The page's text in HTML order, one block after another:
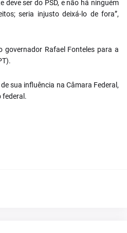
ser do PSD, e não há ninguém
seria injusto deixá-lo de fora”,
governador Rafael Fonteles para a
sua influência na Câmara Federal,
federal.